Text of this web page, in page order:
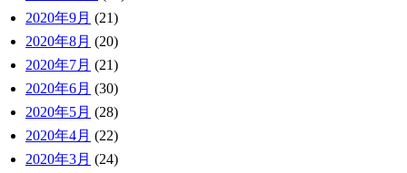
2020年9月 (21)
2020年8月 (20)
2020年7月 (21)
2020年6月 (30)
2020年5月 (28)
2020年4月 (22)
2020年3月 (24)